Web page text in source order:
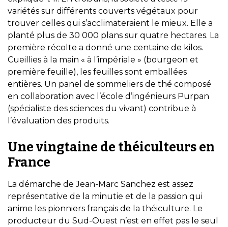
variétés sur différents couverts végétaux pour
trouver celles qui s’acclimateraient le mieux. Elle a
planté plus de 30 000 plans sur quatre hectares. La
première récolte a donné une centaine de kilos.
Cueillies à la main « à l’impériale » (bourgeon et
première feuille), les feuilles sont emballées
entières. Un panel de sommeliers de thé composé
en collaboration avec l’école d’ingénieurs Purpan
(spécialiste des sciences du vivant) contribue à
l’évaluation des produits.
Une vingtaine de théiculteurs en
France
La démarche de Jean-Marc Sanchez est assez
représentative de la minutie et de la passion qui
anime les pionniers français de la théiculture. Le
producteur du Sud-Ouest n’est en effet pas le seul